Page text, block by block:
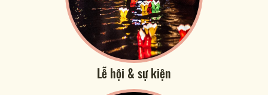
Lễ hội & sự kiện